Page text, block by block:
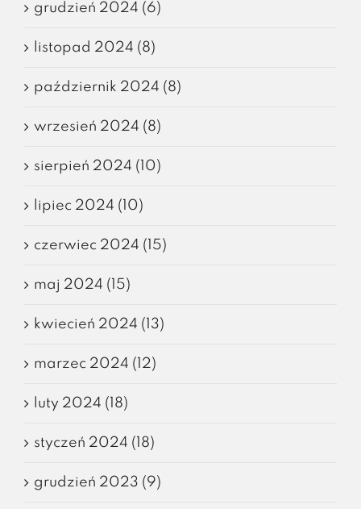
grudzień 2024 (6)
listopad 2024 (8)
październik 2024 (8)
wrzesień 2024 (8)
sierpień 2024 (10)
lipiec 2024 (10)
czerwiec 2024 (15)
maj 2024 (15)
kwiecień 2024 (13)
marzec 2024 (12)
luty 2024 (18)
styczeń 2024 (18)
grudzień 2023 (9)